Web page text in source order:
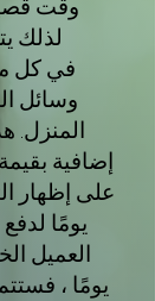
وقت
لذلك
وسائل
المنزل.
يومًا لدفع
يومًا ،